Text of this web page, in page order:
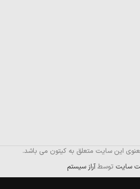
این سایت متعلق به کیتون می باشد.
سایت توسطآراز سیستم